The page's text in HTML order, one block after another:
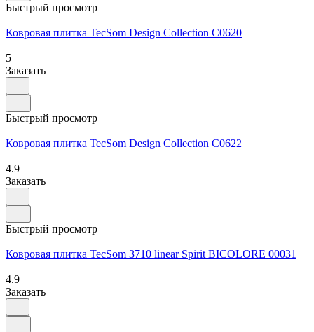
Быстрый просмотр
Ковровая плитка TecSom Design Collection C0620
5
Заказать
Быстрый просмотр
Ковровая плитка TecSom Design Collection C0622
4.9
Заказать
Быстрый просмотр
Ковровая плитка TecSom 3710 linear Spirit BICOLORE 00031
4.9
Заказать